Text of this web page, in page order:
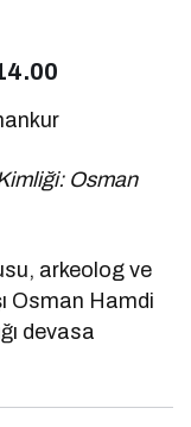
Osman
arkeolog ve
Osman Hamdi
devasa